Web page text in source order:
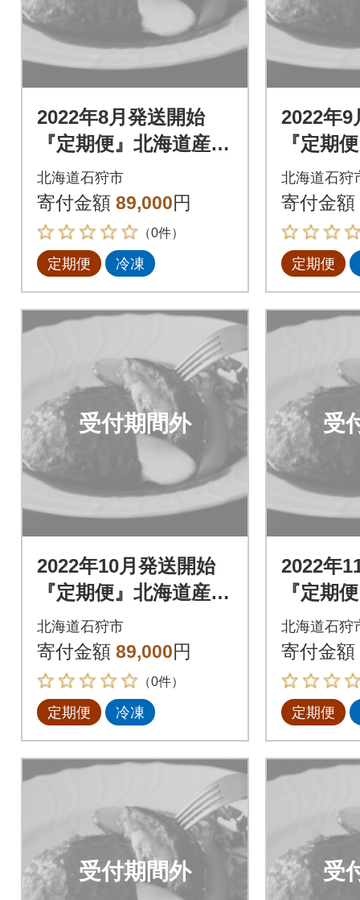
2022年8月発送開始
『定期便』北海道産と
ろけるチーズin道産牛
ハンバーグ120g×12個
全6回
北海道石狩市
寄付金額 89,000円
（0件）
定期便 冷凍
2022年9
『定期
ろける
ハンバ
全6回
北海道石狩
寄付金額
定期便
受付期間外
2022年10月発送開始
『定期便』北海道産と
ろけるチーズin道産牛
ハンバーグ120g×12個
全6回
北海道石狩市
寄付金額 89,000円
（0件）
定期便 冷凍
受
2022年
『定期
ろける
ハンバ
全6回
北海道石狩
寄付金額
定期便
受付期間外 受